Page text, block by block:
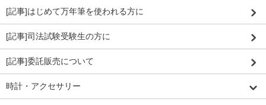
[記事]はじめて万年筆を使われる方に
[記事]司法試験受験生の方に
[記事]委託販売について
時計・アクセサリー